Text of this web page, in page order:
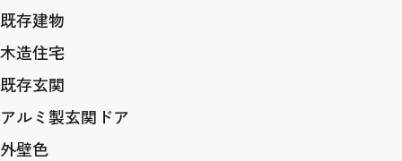
既存建物
木造住宅
既存玄関
アルミ製玄関ドア
外壁色